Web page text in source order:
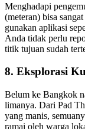
Menghadapi
(meteran) bisa
gunakan aplikasi
Anda tidak perlu
titik tujuan sudah
8. Eksplorasi
Belum ke Bangkok
limanya. Dari Pad
yang manis,
ramai oleh warga